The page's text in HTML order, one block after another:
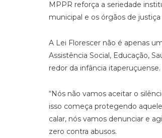
MPPR reforça a seriedade
municipal e os órgãos de
A Lei Florescer não é apenas
Assistência Social, Educação,
redor da infância itaperuçuense.
“Nós não vamos aceitar o
isso começa protegendo
calar, nós vamos denunciar e
zero contra abusos.